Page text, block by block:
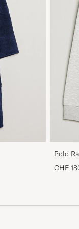
Polo
Light
CHF